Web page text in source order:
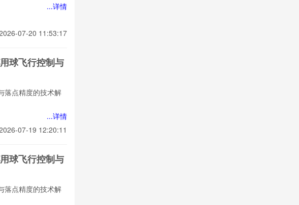
...详情
07-20 11:53:17
球飞行控制与
落点精度的技术解
...详情
07-19 12:20:11
球飞行控制与
落点精度的技术解